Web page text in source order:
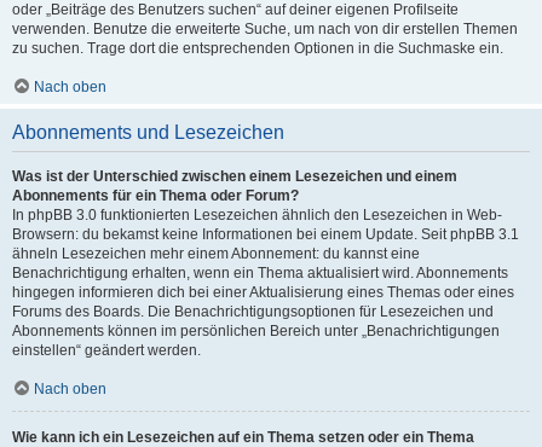
oder „Beiträge des Benutzers suchen“ auf deiner eigenen Profilseite
verwenden. Benutze die erweiterte Suche, um nach von dir erstellen Themen
zu suchen. Trage dort die entsprechenden Optionen in die Suchmaske ein.
Nach oben
Abonnements und Lesezeichen
Was ist der Unterschied zwischen einem Lesezeichen und einem
Abonnements für ein Thema oder Forum?
In phpBB 3.0 funktionierten Lesezeichen ähnlich den Lesezeichen in Web-
Browsern: du bekamst keine Informationen bei einem Update. Seit phpBB 3.1
ähneln Lesezeichen mehr einem Abonnement: du kannst eine
Benachrichtigung erhalten, wenn ein Thema aktualisiert wird. Abonnements
hingegen informieren dich bei einer Aktualisierung eines Themas oder eines
Forums des Boards. Die Benachrichtigungsoptionen für Lesezeichen und
Abonnements können im persönlichen Bereich unter „Benachrichtigungen
einstellen“ geändert werden.
Nach oben
Wie kann ich ein Lesezeichen auf ein Thema setzen oder ein Thema